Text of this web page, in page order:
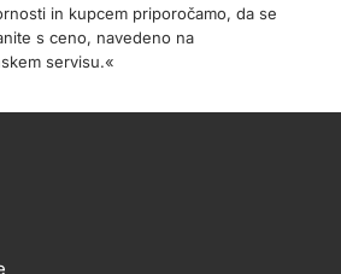
in kupcem priporočamo, da se
s ceno, navedeno na
servisu.«